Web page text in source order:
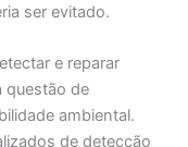
ser evitado.
e reparar
questão de
ambiental.
de detecção